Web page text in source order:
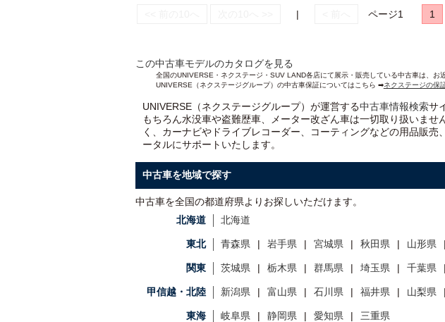
| ページ1 1
この中古車モデルのカタログを見る
全国のUNIVERSE・ネクステージ・SUV LAND各店にて展示・販売している中古車は、お
UNIVERSE（ネクステージグループ）の中古車保証についてはこちら ➡ネクステージの保
UNIVERSE（ネクステージグループ）が運営する中古車情報検索サ
もちろん水没車や盗難歴車、メーター改ざん車は一切取り扱いませ
く、カーナビやドライブレコーダー、コーティングなどの用品販
ータルにサポートいたします。
中古車を地域で探す
中古車を全国の都道府県よりお探しいただけます。
北海道
北海道
東北 青森県 岩手県 宮城県 秋田県 山形県
関東 茨城県 栃木県 群馬県 埼玉県 千葉県
甲信越・北陸 新潟県 富山県 石川県 福井県 山梨県
東海 岐阜県 静岡県 愛知県 三重県